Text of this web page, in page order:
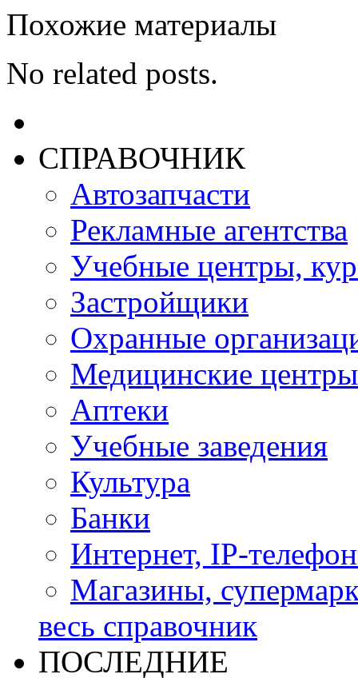
Похожие материалы
No related posts.
СПРАВОЧНИК
Автозапчасти
Рекламные агентства
Учебные центры,
Застройщики
Охранные
Медицинские центры
Аптеки
Учебные заведения
Культура
Банки
Интернет, IP-
Магазины,
весь справочник
ПОСЛЕДНИЕ